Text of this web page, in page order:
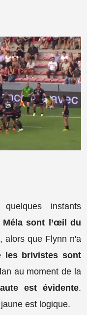
instants
Méla sont l’œil du
alors que Flynn n'a
les brivistes sont
au moment de la
est évidente.
est logique.